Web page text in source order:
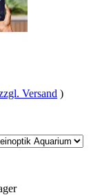
Versand )